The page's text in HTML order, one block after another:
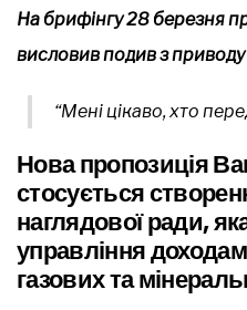
На брифінгу 28 березня
висловив подив з приводу
“Мені цікаво, хто
Нова пропозиція
стосується
наглядової ради,
управління
газових та